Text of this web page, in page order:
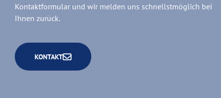
Kontaktformular und wir melden uns schnellstmöglich bei
Ihnen zurück.
KONTAKT